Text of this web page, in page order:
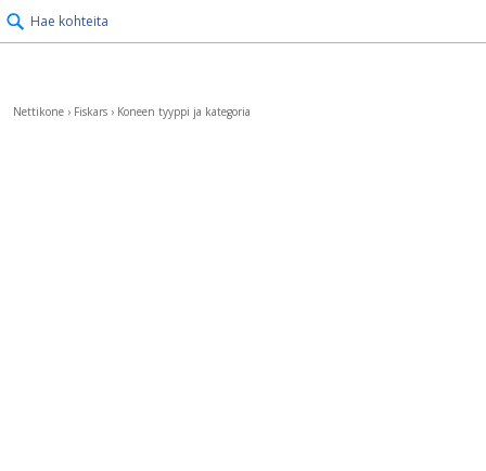
Hae kohteita
Nettikone › Fiskars › Koneen tyyppi ja kategoria